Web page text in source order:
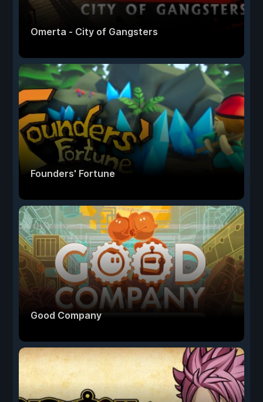
Omerta - City of Gangsters
Founders' Fortune
Good Company